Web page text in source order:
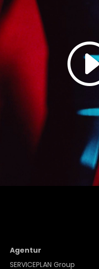
Wir benötigen Ihre
Service zu
Wir verwenden einen Service
Videoinhalte einzubetten.
Ihren Aktivitäten sammeln.
und stimmen Sie der Nutzung
Video
Usercentrics
Agentur
SERVICEPLAN Group